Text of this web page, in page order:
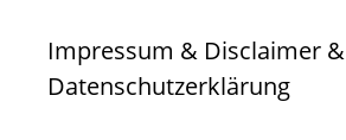
Impressum & Disclaimer &
Datenschutzerklärung